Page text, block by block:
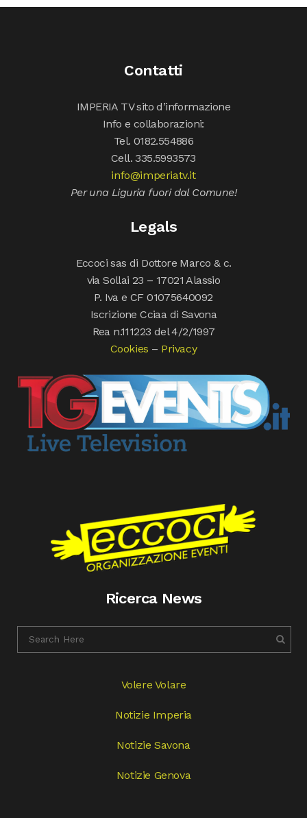
Contatti
IMPERIA TV sito d’informazione
Info e collaborazioni:
Tel. 0182.554886
Cell. 335.5993573
info@imperiatv.it
Per una Liguria fuori dal Comune!
Legals
Eccoci sas di Dottore Marco & c.
via Sollai 23 – 17021 Alassio
P. Iva e CF 01075640092
Iscrizione Cciaa di Savona
Rea n.111223 del 4/2/1997
Cookies – Privacy
Ricerca News
Volere Volare
Notizie Imperia
Notizie Savona
Notizie Genova